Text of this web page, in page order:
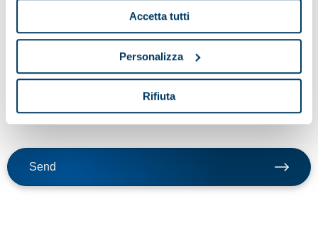
Accetta tutti
Personalizza
Rifiuta
By clicking send button, I confirm that I request the service
indicated in point a) of these guidelines; my consent to the
processing of data for the purposes of the service, including the
processing methods mentioned in these guidelines, including
Send